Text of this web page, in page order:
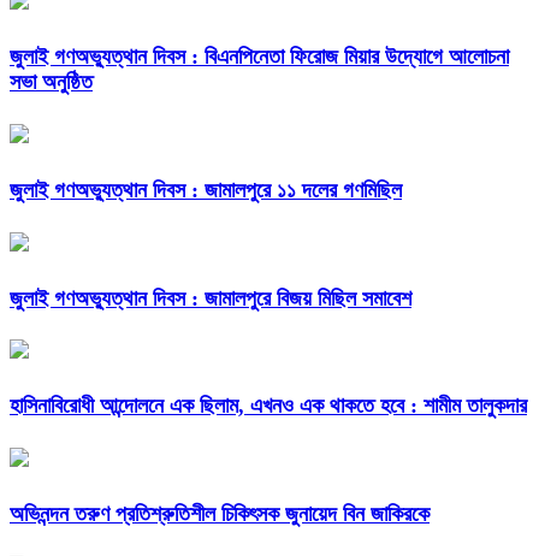
জুলাই গণঅভ্যুত্থান দিবস : বিএনপিনেতা ফিরোজ মিয়ার উদ্যোগে আলোচনা
সভা অনুষ্ঠিত
জুলাই গণঅভ্যুত্থান দিবস : জামালপুরে ১১ দলের গণমিছিল
জুলাই গণঅভ্যুত্থান দিবস : জামালপুরে বিজয় মিছিল সমাবেশ
হাসিনাবিরোধী আন্দোলনে এক ছিলাম, এখনও এক থাকতে হবে : শামীম তালুকদার
অভিনন্দন তরুণ প্রতিশ্রুতিশীল চিকিৎসক জুনায়েদ বিন জাকিরকে